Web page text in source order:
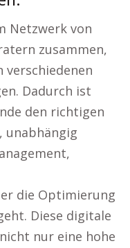
Netzwerk von
zusammen,
verschiedenen
Dadurch ist
den richtigen
unabhängig
die Optimierung
Diese digitale
nur eine hohe